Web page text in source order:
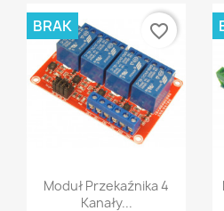
Szybki podgląd
Moduł Przekaźnika 4
Kanały...
BRAK favorite_border